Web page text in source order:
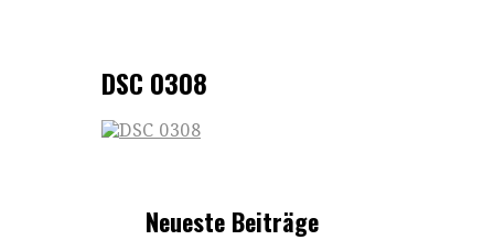
DSC 0308
Neueste Beiträge